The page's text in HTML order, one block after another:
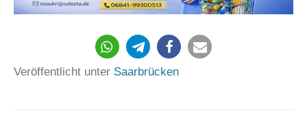
Veröffentlicht unter Saarbrücken